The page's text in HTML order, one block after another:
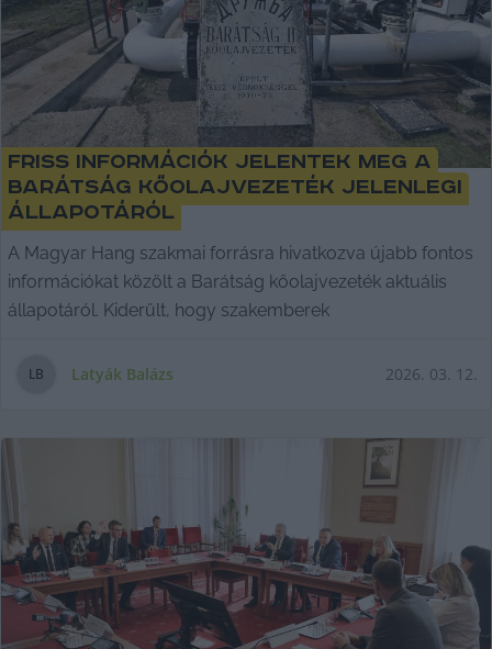
Friss információk jelentek meg a
Barátság kőolajvezeték jelenlegi
állapotáról
A Magyar Hang szakmai forrásra hivatkozva újabb fontos
információkat közölt a Barátság kőolajvezeték aktuális
állapotáról. Kiderült, hogy szakemberek
LB Latyák Balázs 2026. 03. 12.